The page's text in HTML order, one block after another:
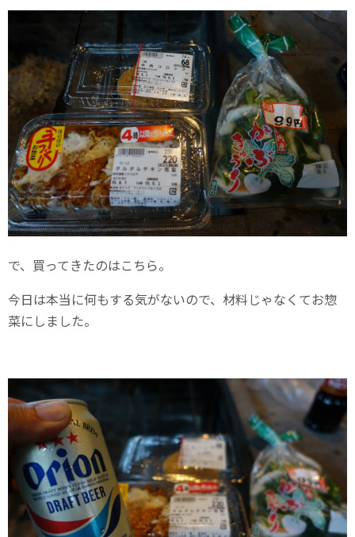
で、買ってきたのはこちら。
今日は本当に何もする気がないので、材料じゃなくてお惣
菜にしました。